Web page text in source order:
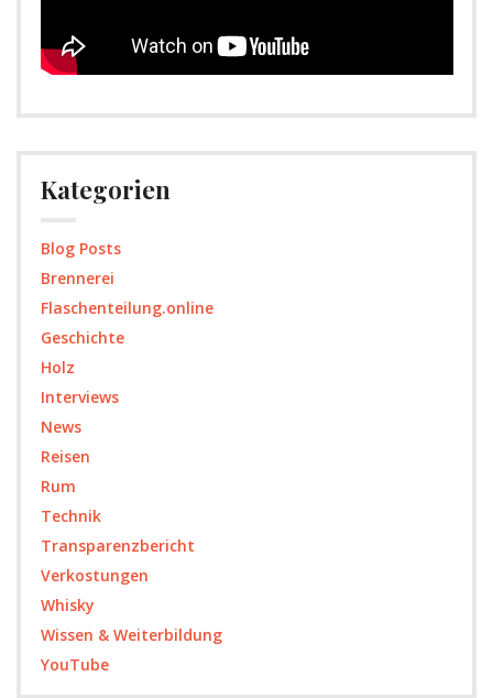
Kategorien
Blog Posts
Brennerei
Flaschenteilung.online
Geschichte
Holz
Interviews
News
Reisen
Rum
Technik
Transparenzbericht
Verkostungen
Whisky
Wissen & Weiterbildung
YouTube